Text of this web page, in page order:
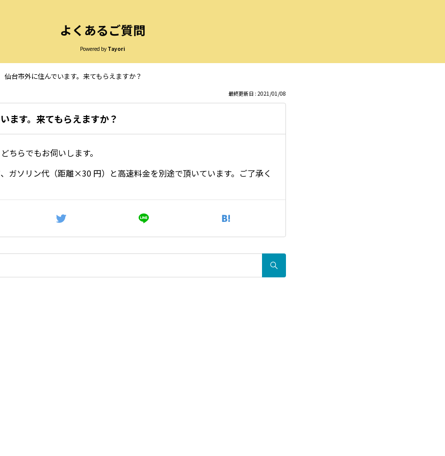
よくあるご質問
Powered by Tayori
仙台市外に住んでいます。来てもらえますか？
最終更新日 : 2021/01/08
ます。来てもらえますか？
ちらでもお伺いします。
ガソリン代（距離×30 円）と高速料金を別途で頂いています。ご了承く